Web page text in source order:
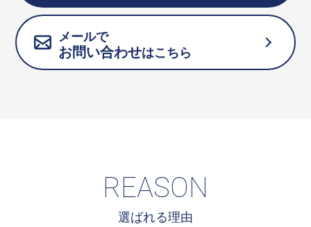
メールで
お問い合わせはこちら
REASON
選ばれる理由